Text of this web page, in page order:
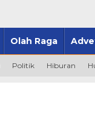
Olah Raga
Politik Hiburan